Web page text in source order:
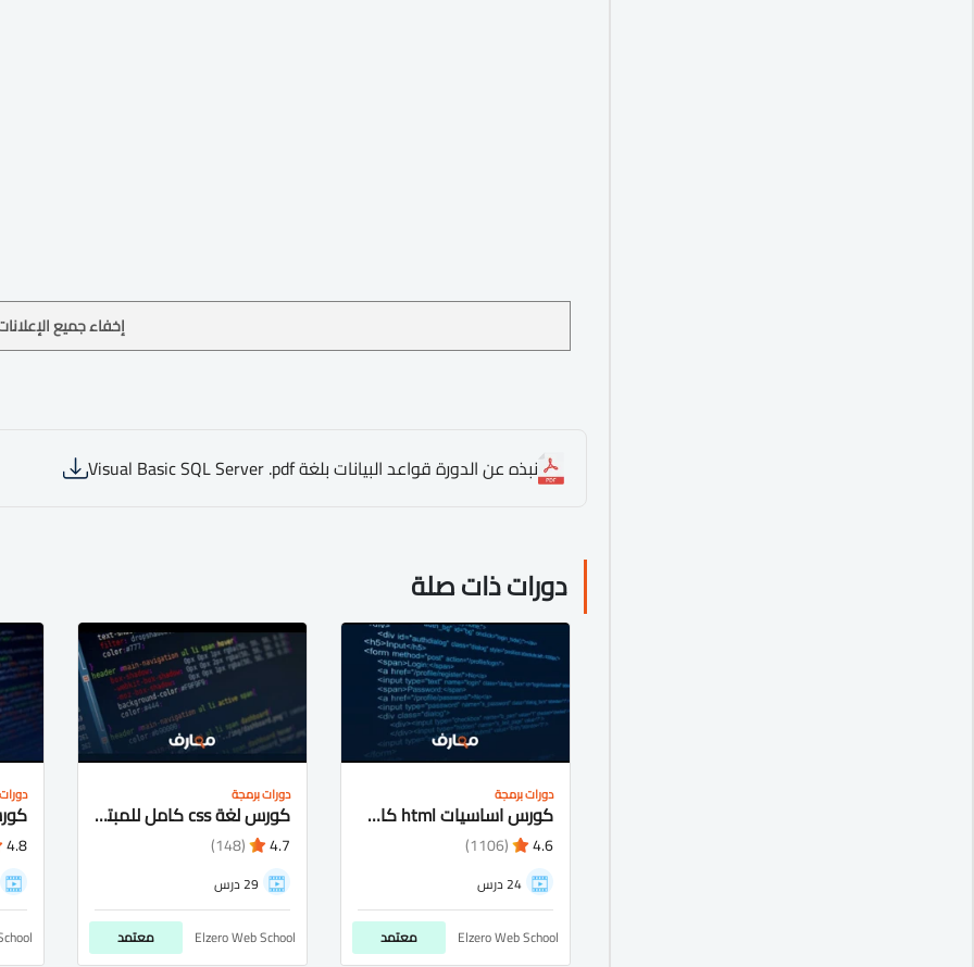
إخفاء جميع
نبذه عن الدورة قواعد البيانات بلغة Visual Basic SQL Server .pdf
دورات ذات صلة
دورات برمجة
كورس اساسيات html كامل شرح عربى للمبتدئيين
4.6
(1106)
24 درس
Elzero Web School معتمد
دورات برمجة
كورس لغة css كامل للمبتدئيين شرح عربى
4.7
(148)
29 درس
Elzero Web School معتمد
4.8